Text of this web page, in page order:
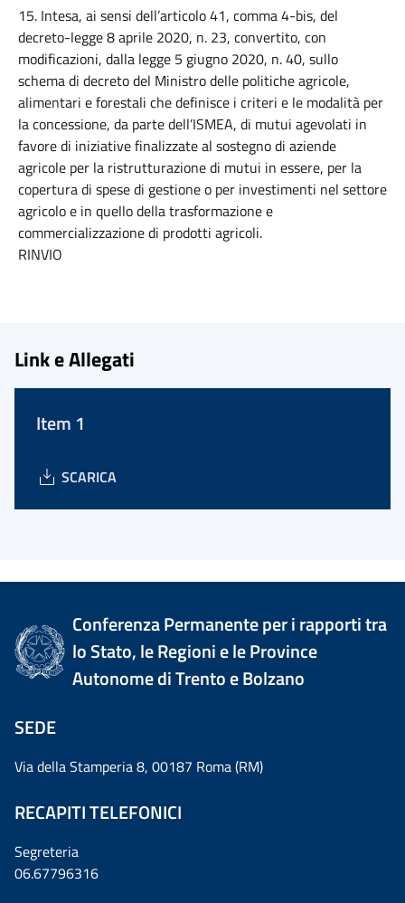
15. Intesa, ai sensi dell’articolo 41, comma 4-bis, del
decreto-legge 8 aprile 2020, n. 23, convertito, con
modificazioni, dalla legge 5 giugno 2020, n. 40, sullo
schema di decreto del Ministro delle politiche agricole,
alimentari e forestali che definisce i criteri e le modalità per
la concessione, da parte dell’ISMEA, di mutui agevolati in
favore di iniziative finalizzate al sostegno di aziende
agricole per la ristrutturazione di mutui in essere, per la
copertura di spese di gestione o per investimenti nel settore
agricolo e in quello della trasformazione e
commercializzazione di prodotti agricoli.
RINVIO
Link e Allegati
Item 1
SCARICA
Conferenza Permanente per i rapporti tra
lo Stato, le Regioni e le Province
Autonome di Trento e Bolzano
SEDE
Via della Stamperia 8, 00187 Roma (RM)
RECAPITI TELEFONICI
Segreteria
06.67796316